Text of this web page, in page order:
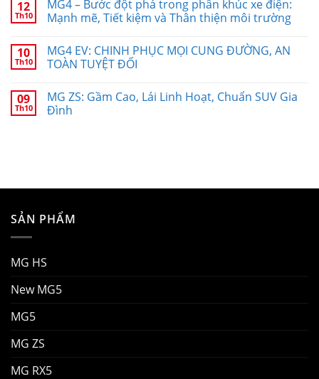
12
Th10
MG4 – Bước đột phá trong phân khúc xe điện:
Mạnh mẽ, Tiết kiệm và Thân thiện môi trường
10
Th10
MG4 EV: CHINH PHỤC MỌI CUNG ĐƯỜNG, AN
TOÀN TUYỆT ĐỐI
09
Th10
MG ZS: Gầm Cao, Lái Linh Hoạt, Chuẩn SUV Gia
Đình
SẢN PHẨM
MG HS
New MG5
MG5
MG ZS
MG RX5